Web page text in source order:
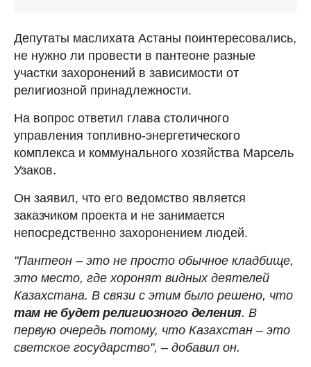
Депутаты маслихата Астаны поинтересовались,
не нужно ли провести в пантеоне разные
участки захоронений в зависимости от
религиозной принадлежности.
На вопрос ответил глава столичного
управления топливно-энергетического
комплекса и коммунального хозяйства Марсель
Узаков.
Он заявил, что его ведомство является
заказчиком проекта и не занимается
непосредственно захоронением людей.
"Пантеон – это не просто обычное кладбище,
это место, где хоронят видных деятелей
Казахстана. В связи с этим было решено, что
там не будет религиозного деления. В
первую очередь потому, что Казахстан – это
светское государство", – добавил он.